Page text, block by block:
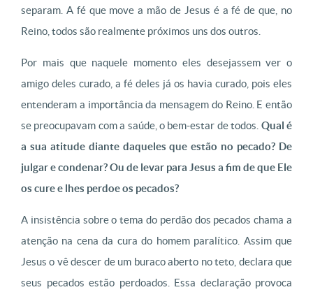
separam. A fé que move a mão de Jesus é a fé de que, no
Reino, todos são realmente próximos uns dos outros.
Por mais que naquele momento eles desejassem ver o
amigo deles curado, a fé deles já os havia curado, pois eles
entenderam a importância da mensagem do Reino. E então
se preocupavam com a saúde, o bem-estar de todos. Qual é
a sua atitude diante daqueles que estão no pecado? De
julgar e condenar? Ou de levar para Jesus a fim de que Ele
os cure e lhes perdoe os pecados?
A insistência sobre o tema do perdão dos pecados chama a
atenção na cena da cura do homem paralítico. Assim que
Jesus o vê descer de um buraco aberto no teto, declara que
seus pecados estão perdoados. Essa declaração provoca